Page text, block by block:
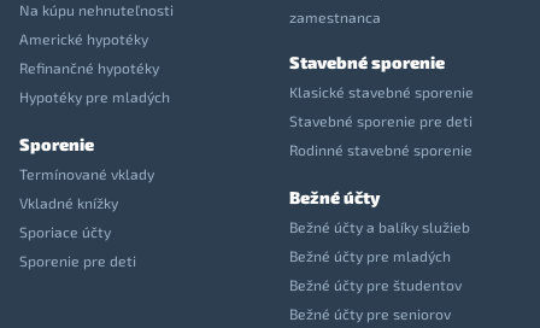
Na kúpu nehnuteľnosti
Americké hypotéky
Refinančné hypotéky
Hypotéky pre mladých
Sporenie
Termínované vklady
Vkladné knížky
Sporiace účty
Sporenie pre deti
zamestnanca
Stavebné sporenie
Klasické stavebné sporenie
Stavebné sporenie pre deti
Rodinné stavebné sporenie
Bežné účty
Bežné účty a balíky služieb
Bežné účty pre mladých
Bežné účty pre študentov
Bežné účty pre seniorov